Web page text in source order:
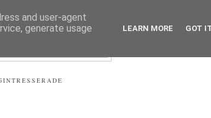
and user-agent
generate usage
LEARN MORE GOT